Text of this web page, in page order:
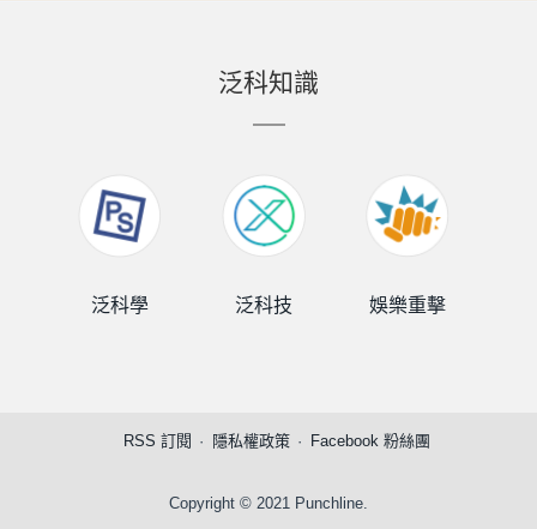
泛科知識
泛科學 泛科技 娛樂重擊
RSS 訂閱 隱私權政策 Facebook 粉絲團
Copyright © 2021 Punchline.